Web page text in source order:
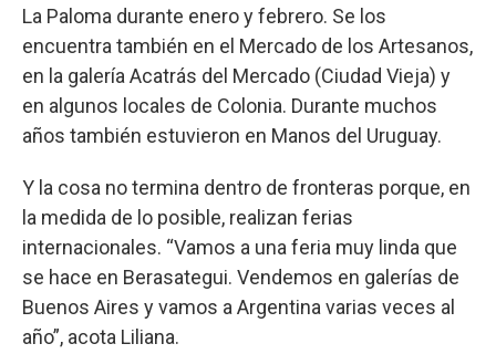
La Paloma durante enero y febrero. Se los
encuentra también en el Mercado de los Artesanos,
en la galería Acatrás del Mercado (Ciudad Vieja) y
en algunos locales de Colonia. Durante muchos
años también estuvieron en Manos del Uruguay.
Y la cosa no termina dentro de fronteras porque, en
la medida de lo posible, realizan ferias
internacionales. “Vamos a una feria muy linda que
se hace en Berasategui. Vendemos en galerías de
Buenos Aires y vamos a Argentina varias veces al
año”, acota Liliana.